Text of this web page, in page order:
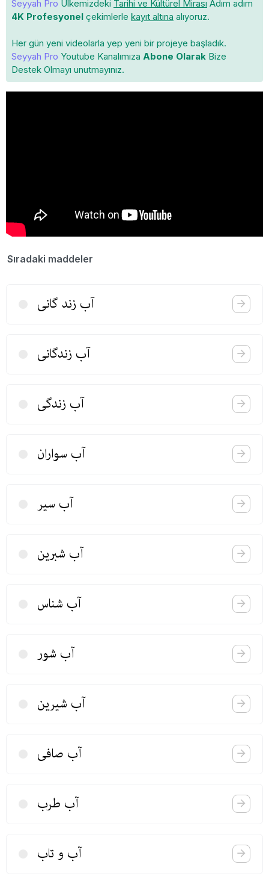
Seyyah Pro Ülkemizdeki Tarihi ve Kültürel Mirası Adım adım
4K Profesyonel çekimlerle kayıt altına alıyoruz.
Her gün yeni videolarla yep yeni bir projeye başladık.
Seyyah Pro Youtube Kanalımıza Abone Olarak Bize
Destek Olmayı unutmayınız.
Sıradaki maddeler
آب زند گانی
آب زندگانی
آب زندگی
آب سواران
آب سیر
آب شبرین
آب شناس
آب شور
آب شیرین
آب صافی
آب طرب
آب و تاب